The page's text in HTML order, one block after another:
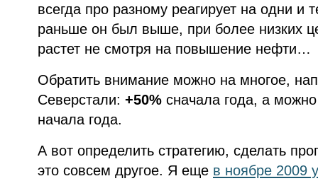
всегда про разному реагирует на одни
раньше он был выше, при более низких
растет не смотря на повышение нефти…
Обратить внимание можно на многое,
Северстали: +50% сначала года, а
начала года.
А вот определить стратегию, сделать
это совсем другое. Я еще в ноябре 2009